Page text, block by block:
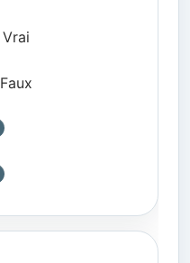
Vrai
Faux